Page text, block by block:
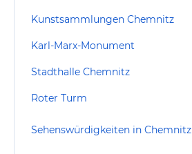
Kunstsammlungen Chemnitz
Karl-Marx-Monument
Stadthalle Chemnitz
Roter Turm
Sehenswürdigkeiten in Chemnitz